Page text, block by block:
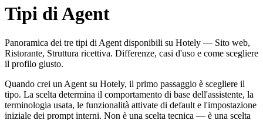
Tipi di Agent
Panoramica dei tre tipi di Agent disponibili su Hotely — Sito web,
Ristorante, Struttura ricettiva. Differenze, casi d'uso e come scegliere
il profilo giusto.
Quando crei un Agent su Hotely, il primo passaggio è scegliere il
tipo. La scelta determina il comportamento di base dell'assistente, la
terminologia usata, le funzionalità attivate di default e l'impostazione
iniziale dei prompt interni. Non è una scelta tecnica — è una scelta